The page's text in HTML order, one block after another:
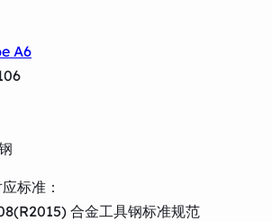
A6
标准：
合金工具钢标准规范